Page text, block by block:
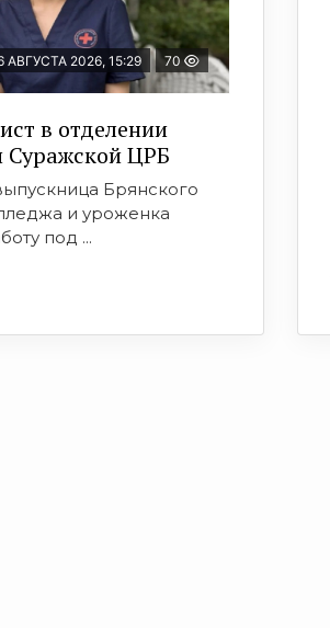
АВГУСТА 2026, 15:29 70
в отделении
ЦРБ
Брянского
и уроженка
под ...